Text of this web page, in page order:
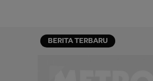
BERITA TERBARU